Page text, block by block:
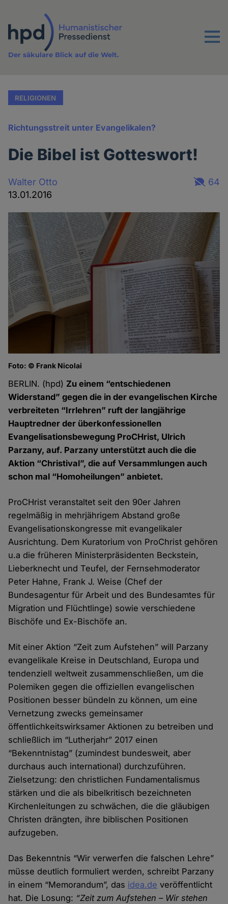
Inhalt
Menu
Der säkulare Blick auf die Welt.
RELIGIONEN
Richtungsstreit unter Evangelikalen?
Die Bibel ist Gotteswort!
Walter Otto
13.01.2016
64
Foto: © Frank Nicolai
BERLIN. (hpd) Zu einem “entschiedenen
Widerstand” gegen die in der evangelischen Kirche
verbreiteten “Irrlehren” ruft der langjährige
Hauptredner der überkonfessionellen
Evangelisationsbewegung ProCHrist, Ulrich
Parzany, auf. Parzany unterstützt auch die die
Aktion “Christival”, die auf Versammlungen auch
schon mal “Homoheilungen” anbietet.
ProCHrist veranstaltet seit den 90er Jahren
regelmäßig in mehrjährigem Abstand große
Evangelisationskongresse mit evangelikaler
Ausrichtung. Dem Kuratorium von ProChrist gehören
u.a die früheren Ministerpräsidenten Beckstein,
Lieberknecht und Teufel, der Fernsehmoderator
Peter Hahne, Frank J. Weise (Chef der
Bundesagentur für Arbeit und des Bundesamtes für
Migration und Flüchtlinge) sowie verschiedene
Bischöfe und Ex-Bischöfe an.
Mit einer Aktion “Zeit zum Aufstehen” will Parzany
evangelikale Kreise in Deutschland, Europa und
tendenziell weltweit zusammenschließen, um die
Polemiken gegen die offiziellen evangelischen
Positionen besser bündeln zu können, um eine
Vernetzung zwecks gemeinsamer
öffentlichkeitswirksamer Aktionen zu betreiben und
schließlich im “Lutherjahr” 2017 einen
“Bekenntnistag” (zumindest bundesweit, aber
durchaus auch international) durchzuführen.
Zielsetzung: den christlichen Fundamentalismus
stärken und die als bibelkritisch bezeichneten
Kirchenleitungen zu schwächen, die die gläubigen
Christen drängten, ihre biblischen Positionen
aufzugeben.
Das Bekenntnis “Wir verwerfen die falschen Lehre”
müsse deutlich formuliert werden, schreibt Parzany
in einem “Memorandum”, das idea.de veröffentlicht
hat. Die Losung: “Zeit zum Aufstehen – Wir stehen